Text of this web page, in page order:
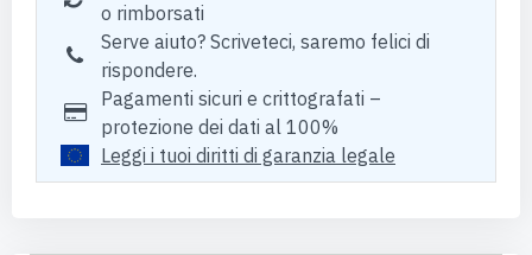
o rimborsati
Serve aiuto? Scriveteci, saremo felici di
rispondere.
Pagamenti sicuri e crittografati –
protezione dei dati al 100%
Leggi i tuoi diritti di garanzia legale